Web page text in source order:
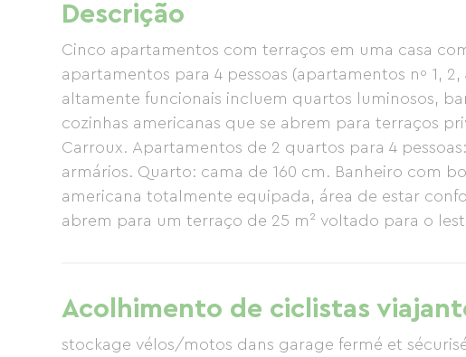
Descrição
Cinco apartamentos com terraços em uma casa
apartamentos para 4 pessoas (apartamentos nº 1,
altamente funcionais incluem quartos luminosos,
cozinhas americanas que se abrem para terraços
Carroux. Apartamentos de 2 quartos para 4
armários. Quarto: cama de 160 cm. Banheiro com
americana totalmente equipada, área de estar
abrem para um terraço de 25 m² voltado para o
localizado no térreo), dois banheiros (um com box
reduzida, também no térreo), uma cozinha
estar ampla e confortável com sofá de canto, sofá-
Acolhimento de ciclistas
stockage vélos/motos dans garage fermé et